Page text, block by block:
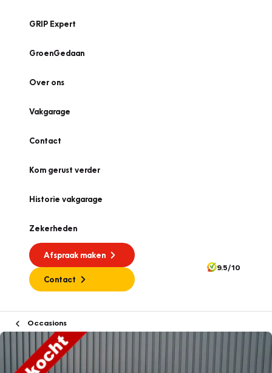
GRIP Expert
GroenGedaan
Over ons
Vakgarage
Contact
Kom gerust verder
Historie vakgarage
Zekerheden
Afspraak maken
Contact
9.5/10
Occasions